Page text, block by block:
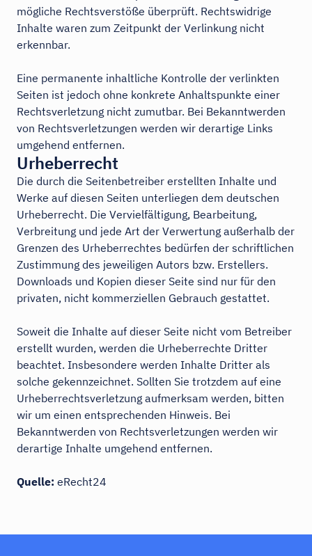
mögliche Rechtsverstöße überprüft. Rechtswidrige
Inhalte waren zum Zeitpunkt der Verlinkung nicht
erkennbar.
Eine permanente inhaltliche Kontrolle der verlinkten
Seiten ist jedoch ohne konkrete Anhaltspunkte einer
Rechtsverletzung nicht zumutbar. Bei Bekanntwerden
von Rechtsverletzungen werden wir derartige Links
umgehend entfernen.
Urheberrecht
Die durch die Seitenbetreiber erstellten Inhalte und
Werke auf diesen Seiten unterliegen dem deutschen
Urheberrecht. Die Vervielfältigung, Bearbeitung,
Verbreitung und jede Art der Verwertung außerhalb der
Grenzen des Urheberrechtes bedürfen der schriftlichen
Zustimmung des jeweiligen Autors bzw. Erstellers.
Downloads und Kopien dieser Seite sind nur für den
privaten, nicht kommerziellen Gebrauch gestattet.
Soweit die Inhalte auf dieser Seite nicht vom Betreiber
erstellt wurden, werden die Urheberrechte Dritter
beachtet. Insbesondere werden Inhalte Dritter als
solche gekennzeichnet. Sollten Sie trotzdem auf eine
Urheberrechtsverletzung aufmerksam werden, bitten
wir um einen entsprechenden Hinweis. Bei
Bekanntwerden von Rechtsverletzungen werden wir
derartige Inhalte umgehend entfernen.
Quelle: eRecht24